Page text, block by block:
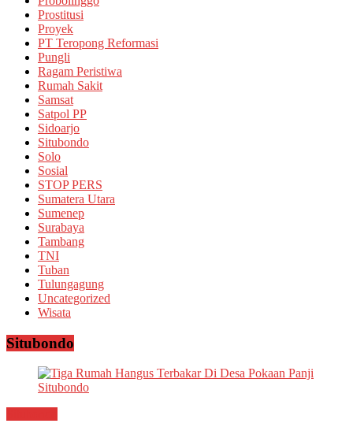
Prostitusi
Proyek
PT Teropong Reformasi
Pungli
Ragam Peristiwa
Rumah Sakit
Samsat
Satpol PP
Sidoarjo
Situbondo
Solo
Sosial
STOP PERS
Sumatera Utara
Sumenep
Surabaya
Tambang
TNI
Tuban
Tulungagung
Uncategorized
Wisata
Situbondo